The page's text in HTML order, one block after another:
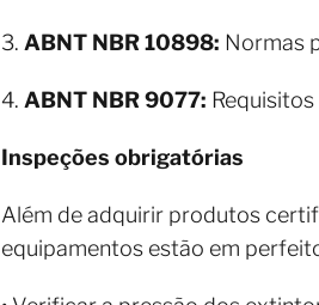
3. ABNT NBR 10898: Normas
4. ABNT NBR 9077:
Inspeções obrigatórias
Além de adquirir produtos
equipamentos estão em